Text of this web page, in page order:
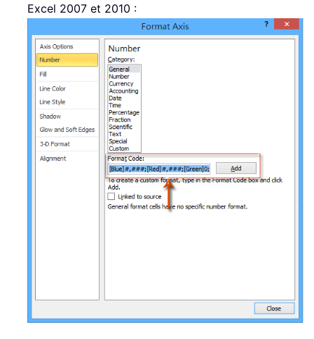
Excel 2007 et 2010 :